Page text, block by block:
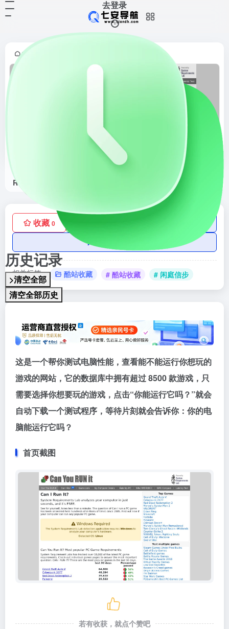
去登录
历史记录
>清空全部
清空全部历史
首页
Can You RUN It
收藏 0
AI账号购买
相关标签： 酷站收藏 # 酷站收藏 # 闲庭信步
这是一个帮你测试电脑性能，查看能不能运行你想玩的
游戏的网站，它的数据库中拥有超过 8500 款游戏，只
需要选择你想要玩的游戏，点击“你能运行它吗？”就会
自动下载一个测试程序，等待片刻就会告诉你：你的电
脑能运行它吗？
首页截图
若有收获，就点个赞吧